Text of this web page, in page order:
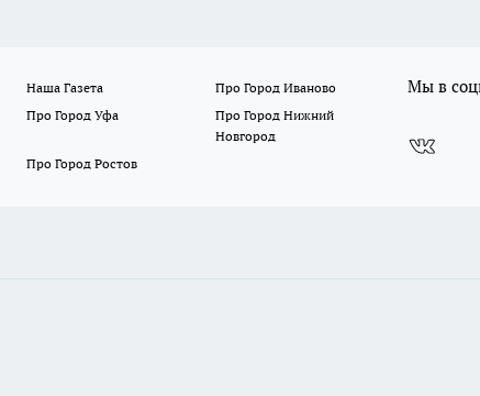
Наша Газета
Про Город Иваново
Про Город Уфа
Про Город Нижний
Новгород
Про Город Ростов
Мы в